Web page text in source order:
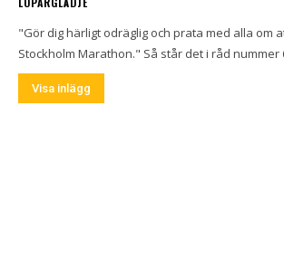
"Gör dig härligt odräglig och prata med alla om
Stockholm Marathon." Så står det i råd nummer
Visa inlägg